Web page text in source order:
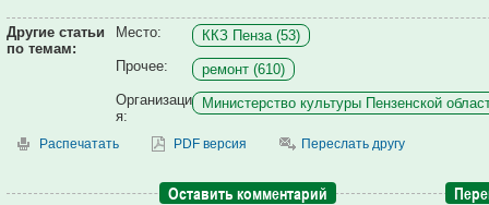
Другие статьи
по темам:
Место:
ККЗ Пенза (53)
Прочее:
ремонт (610)
Организаци
я:
Министерство культуры Пензенской
Распечатать PDF версия Переслать другу
Оставить комментарий